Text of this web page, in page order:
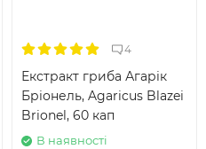
4
Екстракт гриба Агарік
Бріонель, Agaricus Blazei
Brionel, 60 кап
В наявності